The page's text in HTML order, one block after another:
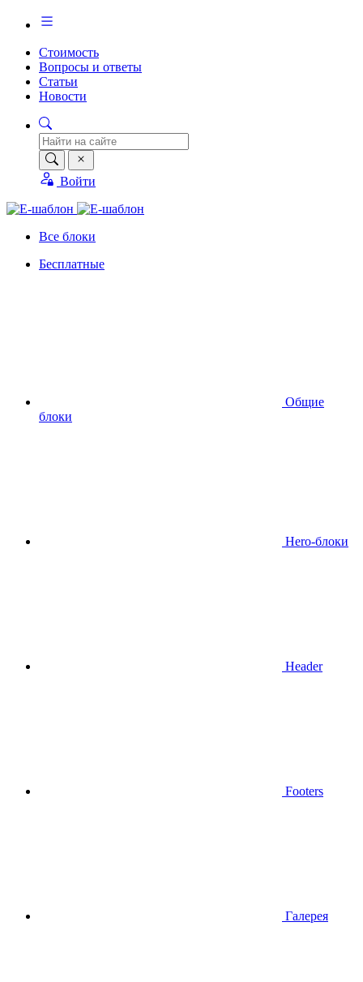
Стоимость
Вопросы и ответы
Статьи
Новости
Войти
Все блоки
Бесплатные
Общие
блоки
Hero-блоки
Header
Footers
Галерея